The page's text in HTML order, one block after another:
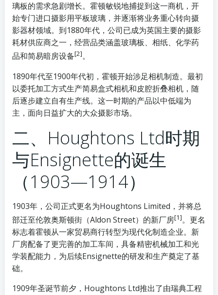
璃板的需求急剧增长。霍顿敏锐地捕捉到这一商机，开
始专门进口摄影用平板玻璃，并逐渐将业务重心转向摄
影器材领域。到1880年代，公司已成为英国主要的摄影
耗材供应商之一，经营品类涵盖玻璃板、相纸、化学药
品和简易暗房设备[2]。
1890年代至1900年代初，霍顿开始涉足相机制造。最初
以委托加工方式生产简易盒式相机和皮腔折叠相机，随
后逐步建立自有生产线。这一时期的产品以中低端为
主，面向日益扩大的大众摄影市场。
二、Houghtons Ltd时期
与Ensignette的诞生
（1903—1914）
1903年，公司正式更名为Houghtons Limited，并将总
部迁至伦敦奥斯顿街（Aldon Street）的新厂房[1]。更名
标志着霍顿从一家贸易商行转型为现代化制造企业。新
厂房配备了更完善的加工车间，具备精密机械加工和光
学装配能力，为后续Ensignette的研发和生产奠定了基
础。
1909年圣诞节前夕，Houghtons Ltd推出了由瑞典工程